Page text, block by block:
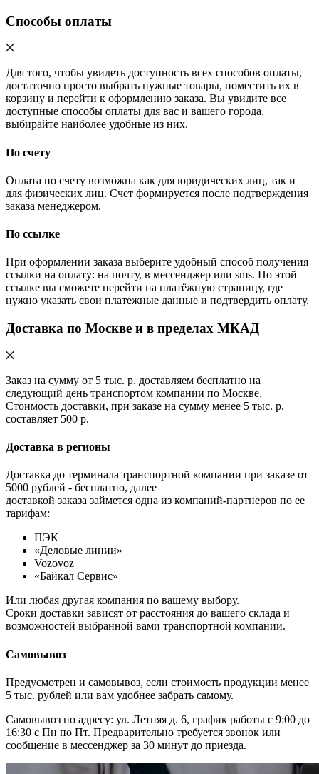
Способы оплаты
Для того, чтобы увидеть доступность всех способов оплаты,
достаточно просто выбрать нужные товары, поместить их в
корзину и перейти к оформлению заказа. Вы увидите все
доступные способы оплаты для вас и вашего города,
выбирайте наиболее удобные из них.
По счету
Оплата по счету возможна как для юридических лиц, так и
для физических лиц. Счет формируется после подтверждения
заказа менеджером.
По ссылке
При оформлении заказа выберите удобный способ получения
ссылки на оплату: на почту, в мессенджер или sms. По этой
ссылке вы сможете перейти на платёжную страницу, где
нужно указать свои платежные данные и подтвердить оплату.
Доставка по Москве и в пределах МКАД
Заказ на сумму от 5 тыс. р. доставляем бесплатно на
следующий день транспортом компании по Москве.
Стоимость доставки, при заказе на сумму менее 5 тыс. р.
составляет 500 р.
Доставка в регионы
Доставка до терминала транспортной компании при заказе от
5000 рублей - бесплатно, далее
доставкой заказа займется одна из компаний-партнеров по ее
тарифам:
ПЭК
«Деловые линии»
Vozovoz
«Байкал Сервис»
Или любая другая компания по вашему выбору.
Сроки доставки зависят от расстояния до вашего склада и
возможностей выбранной вами транспортной компании.
Самовывоз
Предусмотрен и самовывоз, если стоимость продукции менее
5 тыс. рублей или вам удобнее забрать самому.
Самовывоз по адресу: ул. Летняя д. 6, график работы с 9:00 до
16:30 с Пн по Пт. Предварительно требуется звонок или
сообщение в мессенджер за 30 минут до приезда.